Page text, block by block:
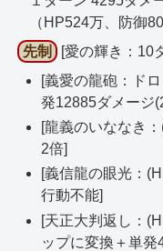
（HP524万、防御
先制
[愛の輝き：10
[義愛の龍砲：ド
発12885ダメージ
[龍義のいななき
2倍]
[義信龍の眼光：
行動不能]
[天正大判返し：
ップに変換＋単発